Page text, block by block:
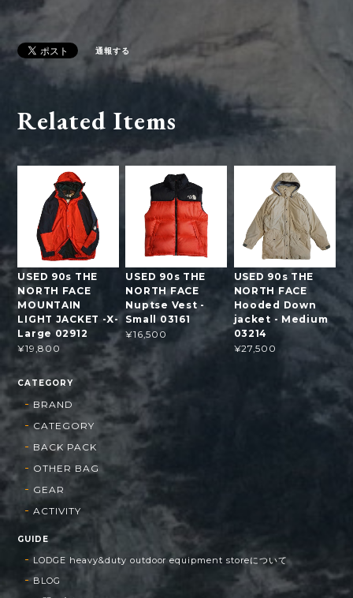
通報する
Related Items
USED 90s THE
NORTH FACE
MOUNTAIN
LIGHT JACKET -X-
Large 02912
¥19,800
USED 90s THE
NORTH FACE
Nuptse Vest -
Small 03161
¥16,500
USED 90s THE
NORTH FACE
Hooded Down
jacket - Medium
03214
¥27,500
CATEGORY
BRAND
CATEGORY
BACK PACK
OTHER BAG
GEAR
ACTIVITY
GUIDE
LODGE heavy&duty outdoor equipment storeについて
BLOG